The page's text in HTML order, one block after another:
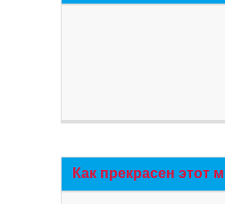
Как прекрасен этот